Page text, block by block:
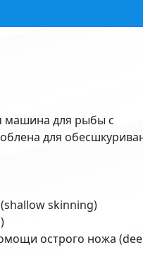
машина для рыбы с
для
skinning)
острого ножа